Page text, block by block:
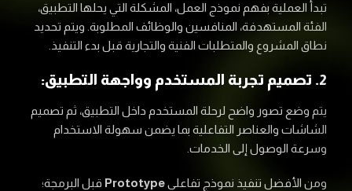
تبدأ العملية بفهم نموذج العمل، المشكلة التي يحلها التطبيق،
الفئة المستهدفة، المنافسين والوظائف المطلوبة. ويتم تحديد
نطاق المشروع والمتطلبات الفنية والتجارية قبل بدء التنفيذ.
2. تصميم تجربة المستخدم وواجهة التطبيق:
يتم وضع تصور واضح لرحلة المستخدم داخل التطبيق، ثم تصميم
الشاشات والعناصر التفاعلية بما يضمن سهولة الاستخدام
وسرعة الوصول إلى الخدمات.
ومن الأفضل تنفيذ نموذج تفاعليPrototype قبل البرمجة؛